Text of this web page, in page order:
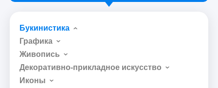
Букинистика
Графика
Живопись
Декоративно-прикладное искусство
Иконы